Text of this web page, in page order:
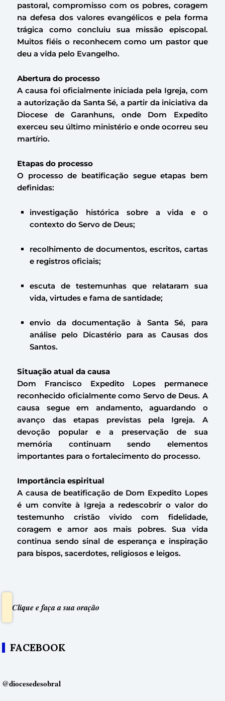
pastoral, compromisso com os pobres, coragem
na defesa dos valores evangélicos e pela forma
trágica como concluiu sua missão episcopal.
Muitos fiéis o reconhecem como um pastor que
deu a vida pelo Evangelho.
Abertura do processo
A causa foi oficialmente iniciada pela Igreja, com
a autorização da Santa Sé, a partir da iniciativa da
Diocese de Garanhuns, onde Dom Expedito
exerceu seu último ministério e onde ocorreu seu
martírio.
Etapas do processo
O processo de beatificação segue etapas bem
definidas:
investigação histórica sobre a vida e o
contexto do Servo de Deus;
recolhimento de documentos, escritos, cartas
e registros oficiais;
escuta de testemunhas que relataram sua
vida, virtudes e fama de santidade;
envio da documentação à Santa Sé, para
análise pelo Dicastério para as Causas dos
Santos.
Situação atual da causa
Dom Francisco Expedito Lopes permanece
reconhecido oficialmente como Servo de Deus. A
causa segue em andamento, aguardando o
avanço das etapas previstas pela Igreja. A
devoção popular e a preservação de sua
memória continuam sendo elementos
importantes para o fortalecimento do processo.
Importância espiritual
A causa de beatificação de Dom Expedito Lopes
é um convite à Igreja a redescobrir o valor do
testemunho cristão vivido com fidelidade,
coragem e amor aos mais pobres. Sua vida
continua sendo sinal de esperança e inspiração
para bispos, sacerdotes, religiosos e leigos.
Clique e faça a sua oração
FACEBOOK
@diocesedesobral